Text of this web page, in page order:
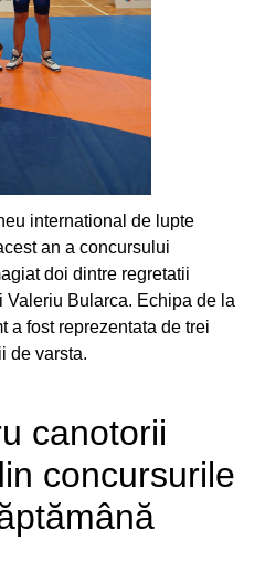
Franța
la ultimul concurs pe
cu toate pânzele sus
Traditional Fudokan
naționale de juniori
la Campionatele
viteză
Balcanic
pentru luptătorii
și LPS Piatra Neamț, pe
Naționale ale Juniorilor
international de lupte
an a concursului
doi dintre regretatii
Valeriu Bularca. Echipa de la
a fost reprezentata de trei
de varsta.
canotorii
concursurile